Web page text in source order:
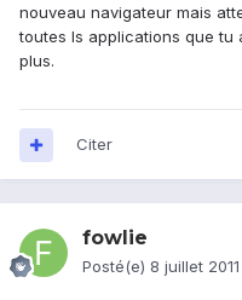
nouveau navigateur mais
toutes ls applications que tu
plus.
Citer
fowlie
Posté(e) 8 juillet 2011